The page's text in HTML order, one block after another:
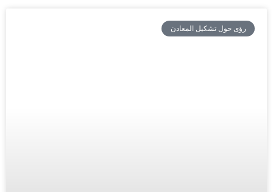
رؤى حول تشكيل المعادن